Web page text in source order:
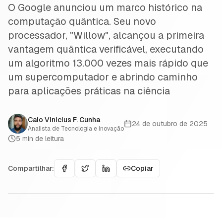
O Google anunciou um marco histórico na
computação quântica. Seu novo
processador, "Willow", alcançou a primeira
vantagem quântica verificável, executando
um algoritmo 13.000 vezes mais rápido que
um supercomputador e abrindo caminho
para aplicações práticas na ciência
Caio Vinicius F. Cunha
Analista de Tecnologia e Inovação
24 de outubro de 2025
5 min de leitura
Compartilhar: Copiar